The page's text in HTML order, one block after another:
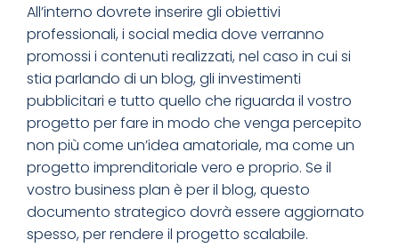
All’interno dovrete inserire gli obiettivi
professionali, i social media dove verranno
promossi i contenuti realizzati, nel caso in cui si
stia parlando di un blog, gli investimenti
pubblicitari e tutto quello che riguarda il vostro
progetto per fare in modo che venga percepito
non più come un’idea amatoriale, ma come un
progetto imprenditoriale vero e proprio. Se il
vostro business plan è per il blog, questo
documento strategico dovrà essere aggiornato
spesso, per rendere il progetto scalabile.